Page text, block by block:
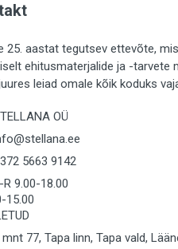
(183)
(31)
(132)
(1027)
(16)
(220)
(117)
(8)
25. aastat tegutsev ettevõte,
ehitusmaterjalide ja -tarvete
leiad omale kõik koduks
OÜ
5663 9142
R 9.00-18.00
15.00
77, Tapa linn, Tapa vald,